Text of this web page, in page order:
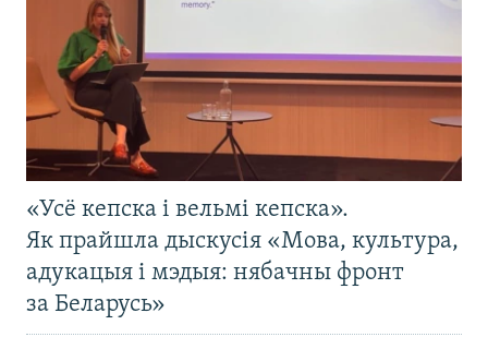
«Усё кепска і вельмі кепска».
Як прайшла дыскусія «Мова, культура,
адукацыя і мэдыя: нябачны фронт
за Беларусь»